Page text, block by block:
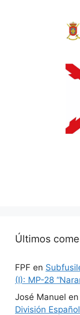
Últimos
FPF en
(I): MP-28
José Manuel en
División